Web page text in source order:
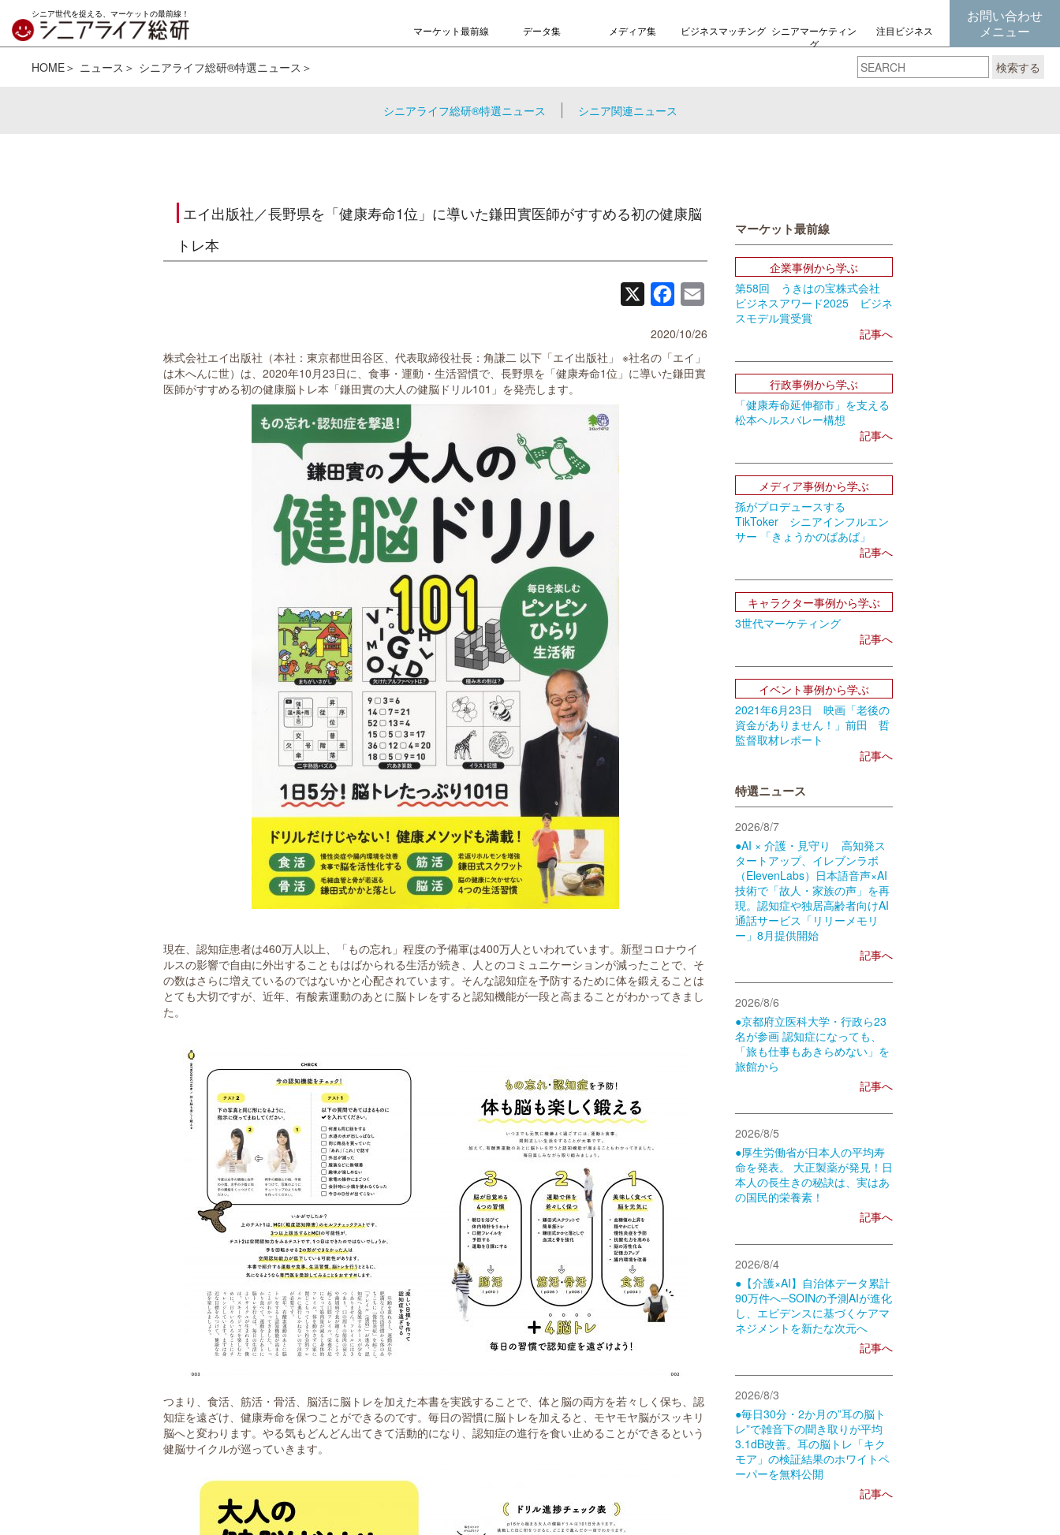
シニア世代を捉える、マーケットの最前線！
マーケット最前線 データ集 メディア集 ビジネスマッチング シニアマーケティン
グ
注目ビジネス
お問い合わせ
メニュー
HOME ニュース シニアライフ総研®特選ニュース 検索する
シニアライフ総研®特選ニュース シニア関連ニュース
エイ出版社／長野県を「健康寿命1位」に導いた鎌田實医師がすすめる初の健康脳
トレ本
FacebookEmail
2020/10/26
株式会社エイ出版社（本社：東京都世田谷区、代表取締役社長：角謙二 以下「エイ出版社」 ※社名の「エイ」
は木へんに世）は、2020年10月23日に、食事・運動・生活習慣で、長野県を「健康寿命1位」に導いた鎌田實
医師がすすめる初の健康脳トレ本「鎌田實の大人の健脳ドリル101」を発売します。
現在、認知症患者は460万人以上、「もの忘れ」程度の予備軍は400万人といわれています。新型コロナウイ
ルスの影響で自由に外出することもはばかられる生活が続き、人とのコミュニケーションが減ったことで、そ
の数はさらに増えているのではないかと心配されています。そんな認知症を予防するために体を鍛えることは
とても大切ですが、近年、有酸素運動のあとに脳トレをすると認知機能が一段と高まることがわかってきまし
た。
つまり、食活、筋活・骨活、脳活に脳トレを加えた本書を実践することで、体と脳の両方を若々しく保ち、認
知症を遠ざけ、健康寿命を保つことができるのです。毎日の習慣に脳トレを加えると、モヤモヤ脳がスッキリ
脳へと変わります。やる気もどんどん出てきて活動的になり、認知症の進行を食い止めることができるという
健脳サイクルが巡っていきます。
マーケット最前線
企業事例から学ぶ
第58回 うきはの宝株式会社
ビジネスアワード2025 ビジネ
スモデル賞受賞
記事へ
行政事例から学ぶ
「健康寿命延伸都市」を支える
松本ヘルスバレー構想
記事へ
メディア事例から学ぶ
孫がプロデュースする
TikToker シニアインフルエン
サー 「きょうかのばあば」
記事へ
キャラクター事例から学ぶ
3世代マーケティング
記事へ
イベント事例から学ぶ
2021年6月23日 映画「老後の
資金がありません！」前田 哲
監督取材レポート
記事へ
特選ニュース
2026/8/7
●AI × 介護・見守り 高知発ス
タートアップ、イレブンラボ
（ElevenLabs）日本語音声×AI
技術で「故人・家族の声」を再
現。認知症や独居高齢者向けAI
通話サービス「リリーメモリ
ー」8月提供開始
記事へ
2026/8/6
●京都府立医科大学・行政ら23
名が参画 認知症になっても、
「旅も仕事もあきらめない」を
旅館から
記事へ
2026/8/5
●厚生労働省が日本人の平均寿
命を発表。 大正製薬が発見！日
本人の長生きの秘訣は、実はあ
の国民的栄養素！
記事へ
2026/8/4
●【介護×AI】自治体データ累計
90万件へ─SOINの予測AIが進化
し、エビデンスに基づくケアマ
ネジメントを新たな次元へ
記事へ
2026/8/3
●毎日30分・2か月の”耳の脳ト
レ”で雑音下の聞き取りが平均
3.1dB改善。耳の脳トレ「キク
モア」の検証結果のホワイトペ
ーパーを無料公開
記事へ